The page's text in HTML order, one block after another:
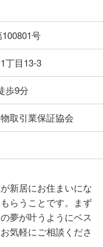
号
丁目13-3
歩9分
取引業保証協会
新居にお住まいにな
らうことです。まず
夢が叶うようにベス
気軽にご相談くださ